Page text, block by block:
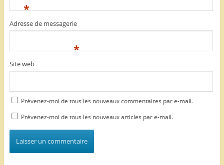
*
Adresse de messagerie
*
Site web
Prévenez-moi de tous les nouveaux commentaires par e-mail.
Prévenez-moi de tous les nouveaux articles par e-mail.